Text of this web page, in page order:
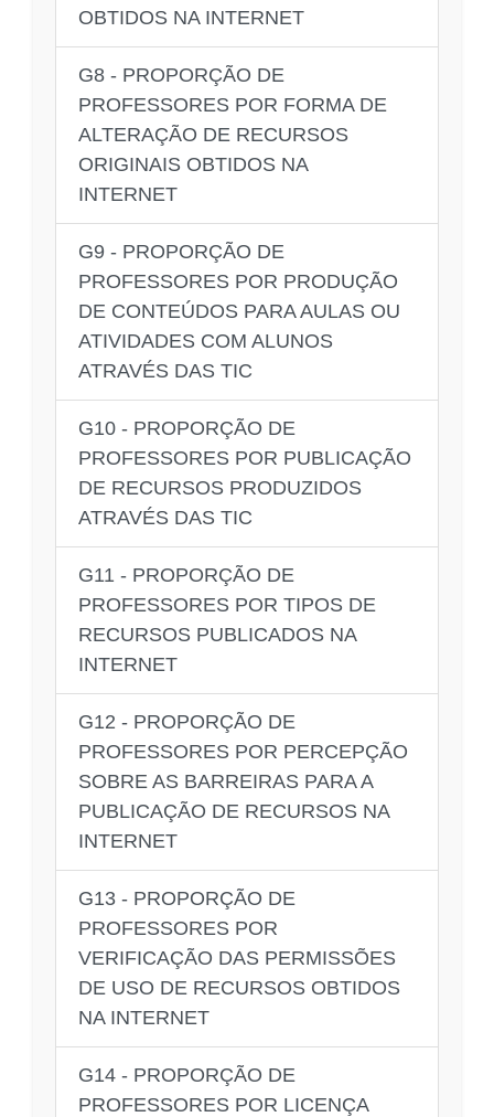
OBTIDOS NA INTERNET
G8 - PROPORÇÃO DE
PROFESSORES POR FORMA DE
ALTERAÇÃO DE RECURSOS
ORIGINAIS OBTIDOS NA
INTERNET
G9 - PROPORÇÃO DE
PROFESSORES POR PRODUÇÃO
DE CONTEÚDOS PARA AULAS OU
ATIVIDADES COM ALUNOS
ATRAVÉS DAS TIC
G10 - PROPORÇÃO DE
PROFESSORES POR PUBLICAÇÃO
DE RECURSOS PRODUZIDOS
ATRAVÉS DAS TIC
G11 - PROPORÇÃO DE
PROFESSORES POR TIPOS DE
RECURSOS PUBLICADOS NA
INTERNET
G12 - PROPORÇÃO DE
PROFESSORES POR PERCEPÇÃO
SOBRE AS BARREIRAS PARA A
PUBLICAÇÃO DE RECURSOS NA
INTERNET
G13 - PROPORÇÃO DE
PROFESSORES POR
VERIFICAÇÃO DAS PERMISSÕES
DE USO DE RECURSOS OBTIDOS
NA INTERNET
G14 - PROPORÇÃO DE
PROFESSORES POR LICENÇA